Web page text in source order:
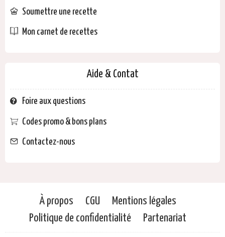
Soumettre une recette
Mon carnet de recettes
Aide & Contat
Foire aux questions
Codes promo & bons plans
Contactez-nous
À propos CGU
Mentions légales
Politique de confidentialité
Partenariat